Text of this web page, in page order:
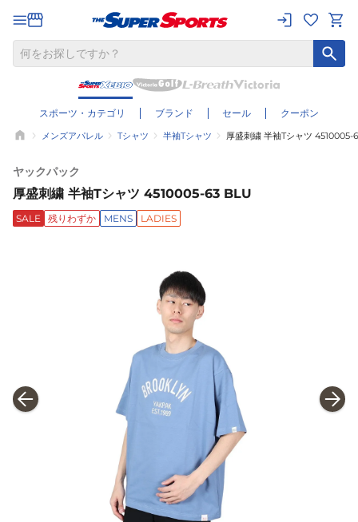
スポーツ・カテゴリ ブランド セール クーポン
メンズアパレル Tシャツ 半袖Tシャツ 厚盛刺繍 半袖Tシャツ 4510005-
ヤックパック
厚盛刺繍 半袖Tシャツ 4510005-63 BLU
SALE 残りわずか MENS LADIES